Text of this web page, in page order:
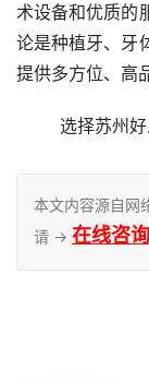
术设备和优质的
论是种植牙、牙
提供多方位、高
选择苏州
本文内容源自网
请 → 在线咨